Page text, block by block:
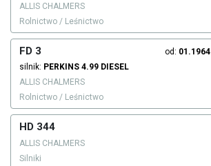
ALLIS CHALMERS
Rolnictwo / Leśnictwo
FD 3 od: 01.1964
silnik: PERKINS 4.99 DIESEL
ALLIS CHALMERS
Rolnictwo / Leśnictwo
HD 344
ALLIS CHALMERS
Silniki